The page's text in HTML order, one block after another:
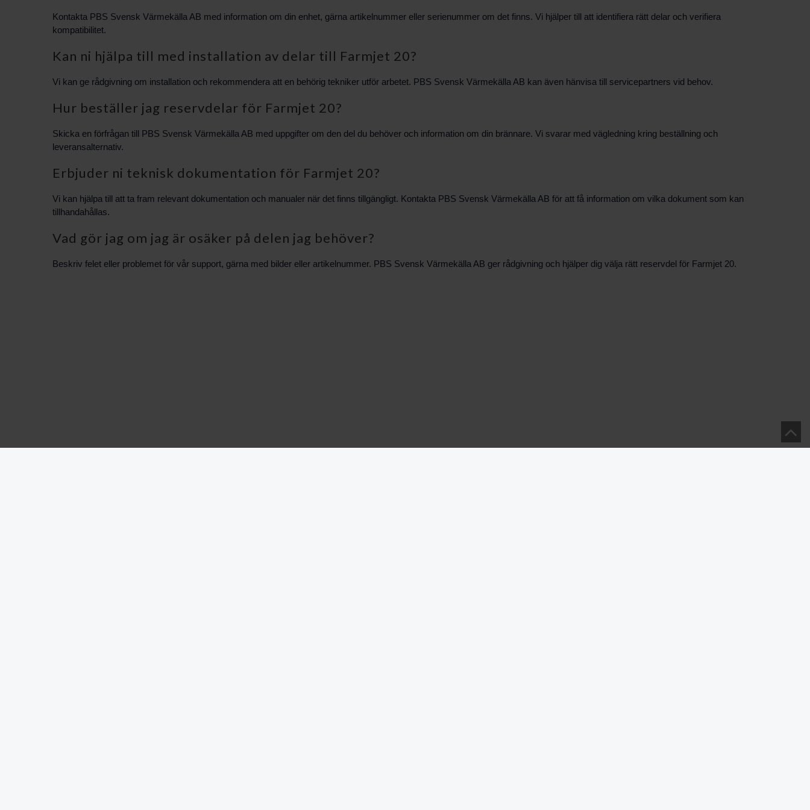
Kontakta PBS Svensk Värmekälla AB med information om din enhet, gärna artikelnummer eller serienummer om det finns. Vi hjälper till att identifiera rätt delar och verifiera
kompatibilitet.
Kan ni hjälpa till med installation av delar till Farmjet 20?
Vi kan ge rådgivning om installation och rekommendera att en behörig tekniker utför arbetet. PBS Svensk Värmekälla AB kan även hänvisa till servicepartners vid behov.
Hur beställer jag reservdelar för Farmjet 20?
Skicka en förfrågan till PBS Svensk Värmekälla AB med uppgifter om den del du behöver och information om din brännare. Vi svarar med vägledning kring beställning och
leveransalternativ.
Erbjuder ni teknisk dokumentation för Farmjet 20?
Vi kan hjälpa till att ta fram relevant dokumentation och manualer när det finns tillgängligt. Kontakta PBS Svensk Värmekälla AB för att få information om vilka dokument som kan
tillhandahållas.
Vad gör jag om jag är osäker på delen jag behöver?
Beskriv felet eller problemet för vår support, gärna med bilder eller artikelnummer. PBS Svensk Värmekälla AB ger rådgivning och hjälper dig välja rätt reservdel för Farmjet 20.